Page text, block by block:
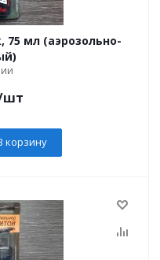
75 мл (аэрозольно-
корзину